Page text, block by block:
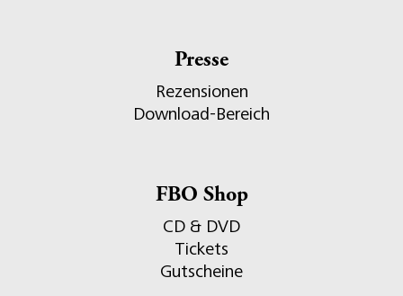
Presse
Rezensionen
Download-Bereich
FBO Shop
CD & DVD
Tickets
Gutscheine